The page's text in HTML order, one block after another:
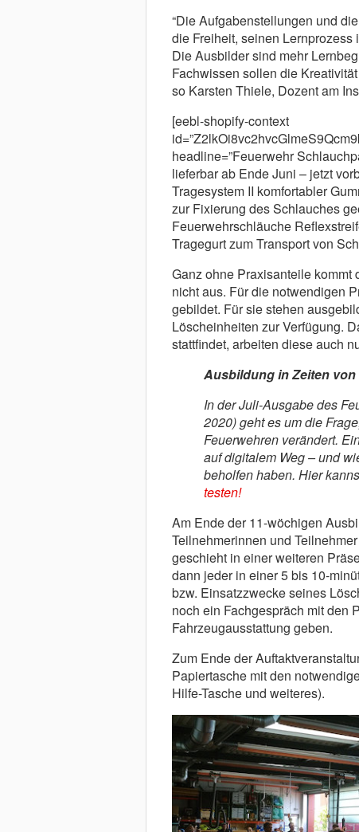
“Die Aufgabenstellungen und
die Freiheit, seinen
Die Ausbilder sind mehr
Fachwissen sollen die
so Karsten Thiele, Dozent am
[eebl-shopify-context
headline=”Feuerwehr
lieferbar ab Ende Juni – jetzt
Tragesystem II komfortabler
zur Fixierung des Schlauches
Feuerwehrschläuche
Tragegurt zum Transport von
Ganz ohne Praxisanteile kommt
nicht aus. Für die notwendigen
gebildet. Für sie stehen
Löscheinheiten zur Verfügung.
stattfindet, arbeiten diese auch
Ausbildung in Zeiten von
In der Juli-Ausgabe des
2020) geht es um die
Feuerwehren verändert.
auf digitalem Weg – und
beholfen haben. Hier
testen!
Am Ende der 11-wöchigen
Teilnehmerinnen und
geschieht in einer weiteren
dann jeder in einer 5 bis 10-
bzw. Einsatzzwecke seines
noch ein Fachgespräch mit den
Fahrzeugausstattung geben.
Zum Ende der
Papiertasche mit den
Hilfe-Tasche und weiteres).